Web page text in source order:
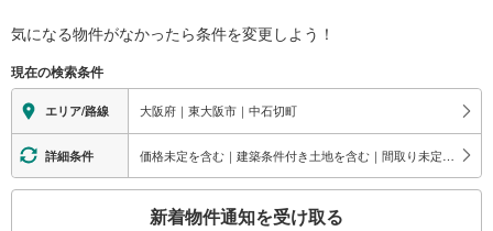
気になる物件がなかったら条件を変更しよう！
現在の検索条件
エリア/路線 大阪府｜東大阪市｜中石切町
詳細条件 価格未定を含む｜建築条件付き土地を含む｜間取り未定を含む
新着物件通知を受け取る